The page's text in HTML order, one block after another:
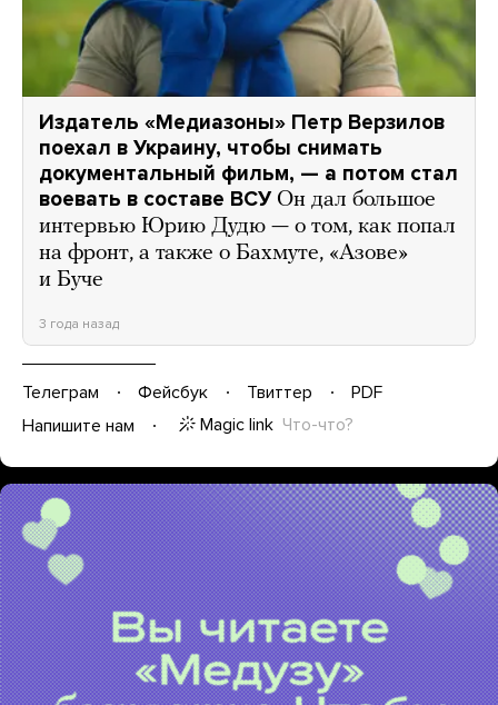
Издатель «Медиазоны» Петр Верзилов
поехал в Украину, чтобы снимать
документальный фильм, — а потом стал
воевать в составе ВСУ Он дал большое
интервью Юрию Дудю — о том, как попал
на фронт, а также о Бахмуте, «Азове»
и Буче
3 года назад
Телеграм Фейсбук Твиттер
PDF
Напишите нам
Magic link Что-что?